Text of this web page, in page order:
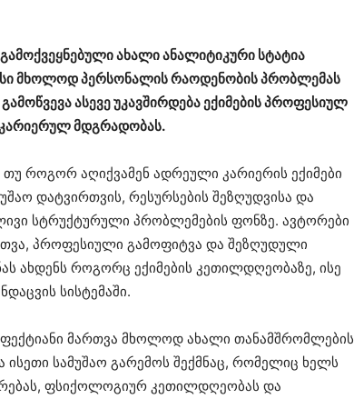
ახალი ანალიტიკური სტატია
მხოლოდ პერსონალის რაოდენობის პრობლემას
ასევე უკავშირდება ექიმების პროფესიულ
კარიერულ მდგრადობას.
თუ როგორ აღიქვამენ ადრეული კარიერის ექიმები
დატვირთვის, რესურსების შეზღუდვისა და
სტრუქტურული პრობლემების ფონზე. ავტორები
პროფესიული გამოფიტვა და შეზღუდული
ახდენს როგორც ექიმების კეთილდღეობაზე, ისე
სისტემაში.
მართვა მხოლოდ ახალი თანამშრომლების
სამუშაო გარემოს შექმნაც, რომელიც ხელს
ფსიქოლოგიურ კეთილდღეობას და